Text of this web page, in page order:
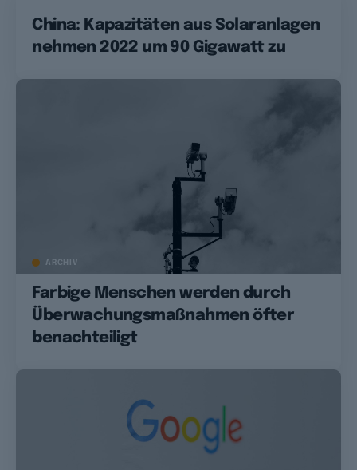
China: Kapazitäten aus Solaranlagen
nehmen 2022 um 90 Gigawatt zu
ARCHIV
Farbige Menschen werden durch
Überwachungsmaßnahmen öfter
benachteiligt